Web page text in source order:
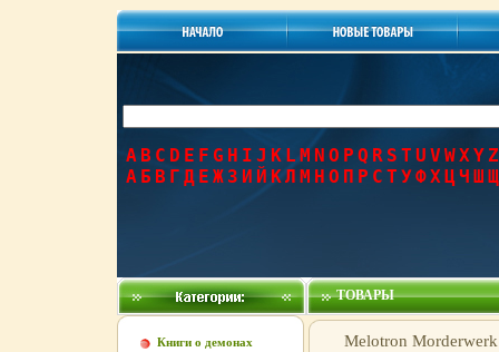
A B C D E F G H I J K L M N O P Q R S T U V WXYZ
А Б В Г Д Е Ж З И Й КЛ М Н О П Р С Т УФХЦЧ Ш Щ
Книги о демонах
ТОВАРЫ
Melotron